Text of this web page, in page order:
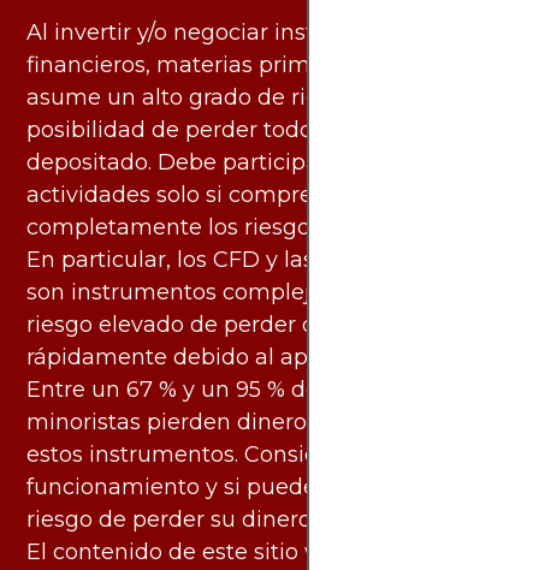
Al invertir y/o negociar instrumentos
financieros, materias primas y otros activos,
asume un alto grado de riesgo. Existe la
posibilidad de perder todo el capital
depositado. Debe participar en estas
actividades solo si comprende
completamente los riesgos asociados.
En particular, los CFD y las criptomonedas
son instrumentos complejos y conllevan un
riesgo elevado de perder dinero
rápidamente debido al apalancamiento.
Entre un 67 % y un 95 % de los inversores
minoristas pierden dinero al negociar con
estos instrumentos. Considere si entiende su
funcionamiento y si puede asumir el alto
riesgo de perder su dinero.
El contenido de este sitio web y los servicios